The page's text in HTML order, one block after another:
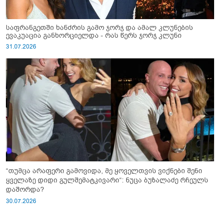
საფრანგეთში ხანძრის გამო ჯორჯ და ამალ კლუნების
ევაკუაცია განხორციელდა - რას წერს ჯორჯ კლუნი
31.07.2026
“თუმცა არაფერი გამოვიდა, მე ყოველთვის ვიქნები შენი
ყველაზე დიდი გულშემატკივარი“: ნუცა ბუზალაძე რჩეულს
დაშორდა?
30.07.2026